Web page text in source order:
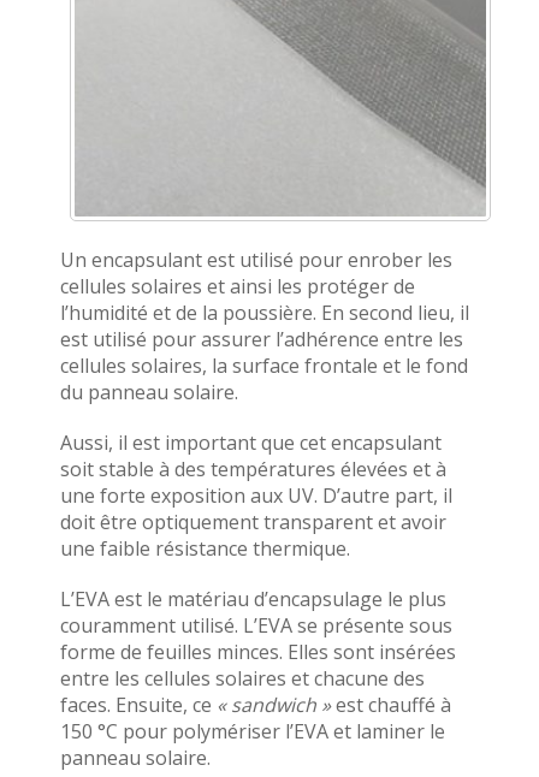
Un encapsulant est utilisé pour enrober les
cellules solaires et ainsi les protéger de
l’humidité et de la poussière. En second lieu, il
est utilisé pour assurer l’adhérence entre les
cellules solaires, la surface frontale et le fond
du panneau solaire.
Aussi, il est important que cet encapsulant
soit stable à des températures élevées et à
une forte exposition aux UV. D’autre part, il
doit être optiquement transparent et avoir
une faible résistance thermique.
L’EVA est le matériau d’encapsulage le plus
couramment utilisé. L’EVA se présente sous
forme de feuilles minces. Elles sont insérées
entre les cellules solaires et chacune des
faces. Ensuite, ce « sandwich »est chauffé à
150 °C pour polymériser l’EVA et laminer le
panneau solaire.